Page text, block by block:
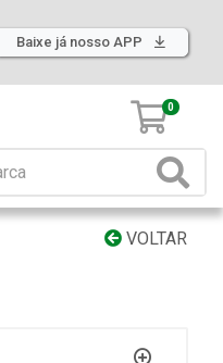
Baixe já nosso APP
0
VOLTAR